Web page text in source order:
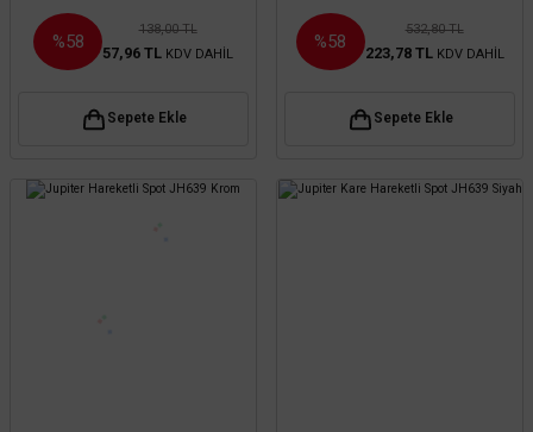
%58
138,00 TL
57,96 TL KDV DAHİL
Sepete Ekle
%58
532,80 TL
223,78 TL KDV DAHİL
Sepete Ekle